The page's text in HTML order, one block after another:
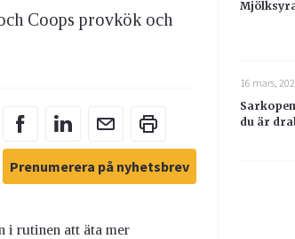
Coops provkök och
Prenumerera på nyhetsbrev
i rutinen att äta mer
16 mars,
du är